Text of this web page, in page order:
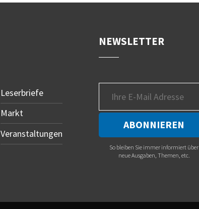
Leserbriefe
Markt
Veranstaltungen
NEWSLETTER
So bleiben Sie immer informiert über
neue Ausgaben, Themen, etc.